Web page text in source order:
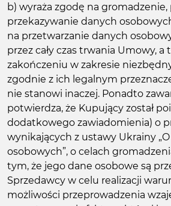
b) wyraża zgodę na
przekazywanie danych
na przetwarzanie danych
przez cały czas trwania Umowy, a
zakończeniu w zakresie
zgodnie z ich legalnym
nie stanowi inaczej. Ponadto
potwierdza, że Kupujący został
dodatkowego zawiadomienia) o
wynikających z ustawy Ukrainy
osobowych”, o celach
tym, że jego dane osobowe są
Sprzedawcy w celu realizacji
możliwości przeprowadzenia